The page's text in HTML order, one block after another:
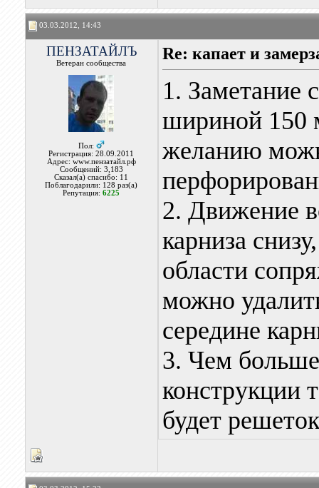
03.03.2012, 14:43
ПЕНЗАТАЙЛЪ
Ветеран сообщества
Пол:
Регистрация: 28.09.2011
Адрес: www.пензатайл.рф
Сообщений: 3,183
Сказал(а) спасибо: 11
Поблагодарили: 128 раз(а)
Репутация:6225
Re: капает и
1. Заметание
шириной 150
желанию
2. Движение
карниза
области
можно
середине
3. Чем
конструкции
будет